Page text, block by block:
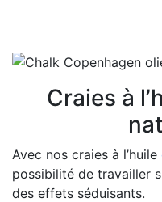
Craies à
Avec nos craies à l’huile
possibilité de travailler
des effets séduisants.